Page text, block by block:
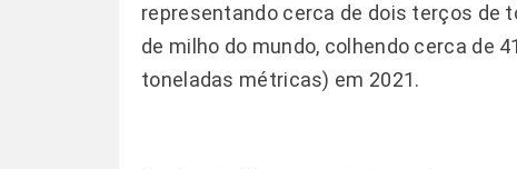
representando cerca de dois terços de
de milho do mundo, colhendo cerca de
toneladas métricas) em 2021.